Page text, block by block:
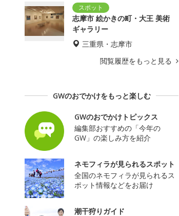
志摩市 絵かきの町・大王 美術
ギャラリー
三重県・志摩市
閲覧履歴をもっと見る
GWのおでかけをもっと楽しむ
GWのおでかけトピックス
編集部おすすめの「今年の
GW」の楽しみ方を紹介
ネモフィラが見られるスポット
全国のネモフィラが見られるス
ポット情報などをお届け
潮干狩りガイド